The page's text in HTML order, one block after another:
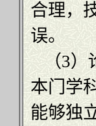
合理，
误。
（3）
本门学
能够独